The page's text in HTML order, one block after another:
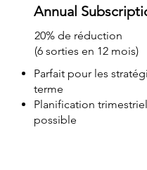
Annual
20% de réduction
(6 sorties en 12 mois)
Parfait pour les
terme
Planification
possible